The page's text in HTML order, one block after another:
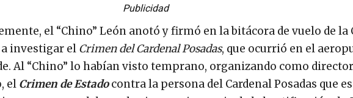
Publicidad
el “Chino” León anotó y firmó en la bitácora de vuelo de la
a investigar el Crimen del Cardenal Posadas, que ocurrió en el
Al “Chino” lo habían visto temprano, organizando como
el Crimen de Estadocontra la persona del Cardenal Posadas que